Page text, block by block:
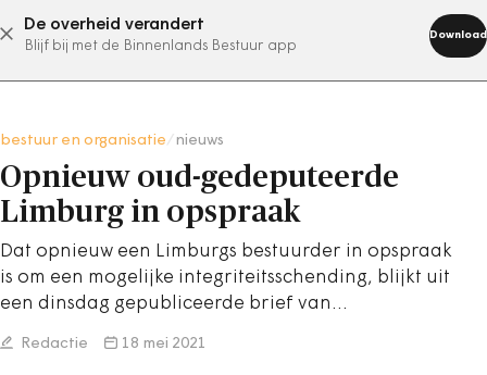
De overheid verandert
Blijf bij met de Binnenlands Bestuur app
Download
abonneer nu
bestuur en organisatie nieuws
Opnieuw oud-gedeputeerde
Limburg in opspraak
Dat opnieuw een Limburgs bestuurder in opspraak
is om een mogelijke integriteitsschending, blijkt uit
een dinsdag gepubliceerde brief van…
Redactie 18 mei 2021